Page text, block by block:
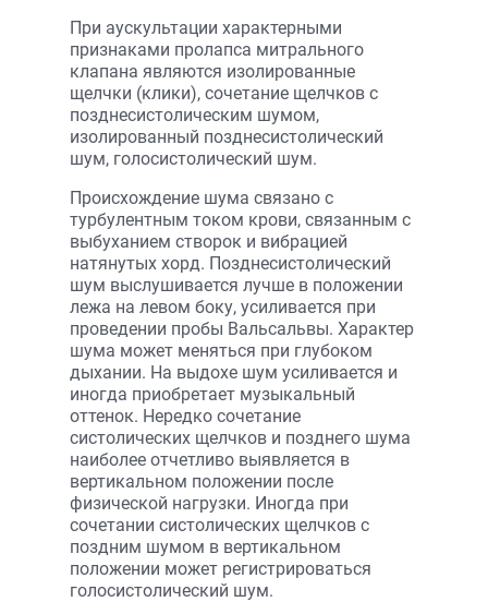
При аускультации характерными
признаками пролапса митрального
клапана являются изолированные
щелчки (клики), сочетание щелчков с
позднесистолическим шумом,
изолированный позднесистолический
шум, голосистолический шум.
Происхождение шума связано с
турбулентным током крови, связанным с
выбуханием створок и вибрацией
натянутых хорд. Позднесистолический
шум выслушивается лучше в положении
лежа на левом боку, усиливается при
проведении пробы Вальсальвы. Характер
шума может меняться при глубоком
дыхании. На выдохе шум усиливается и
иногда приобретает музыкальный
оттенок. Нередко сочетание
систолических щелчков и позднего шума
наиболее отчетливо выявляется в
вертикальном положении после
физической нагрузки. Иногда при
сочетании систолических щелчков с
поздним шумом в вертикальном
положении может регистрироваться
голосистолический шум.